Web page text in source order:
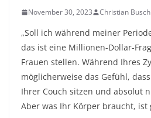
November 30, 2023 Christian Busch
„Soll ich während meiner
das ist eine Millionen-Dollar-
Frauen stellen. Während Ihres
möglicherweise das Gefühl,
Ihrer Couch sitzen und absolut
Aber was Ihr Körper braucht, ist